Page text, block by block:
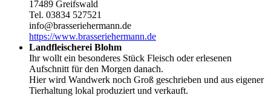
17489 Greifswald
Tel. 03834 527521
info@brasseriehermann.de
https://www.brasseriehermann.de
Landfleischerei Blohm
Ihr wollt ein besonderes Stück Fleisch oder erlesenen
Aufschnitt für den Morgen danach.
Hier wird Wandwerk noch Groß geschrieben und aus eigener
Tierhaltung lokal produziert und verkauft.